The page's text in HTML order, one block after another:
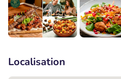
Localisation